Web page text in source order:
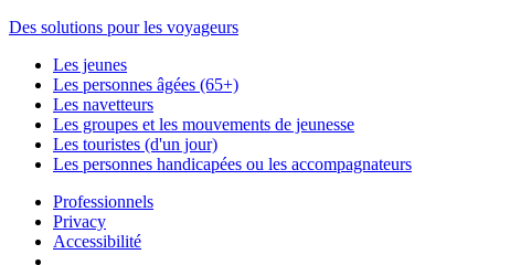
Des solutions pour les voyageurs
Les jeunes
Les personnes âgées (65+)
Les navetteurs
Les groupes et les mouvements de jeunesse
Les touristes (d'un jour)
Les personnes handicapées ou les accompagnateurs
Professionnels
Privacy
Accessibilité